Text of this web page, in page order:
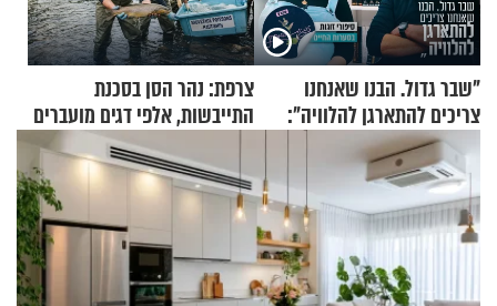
"שבר גדול. הבנו שאנחנו
צריכים להתארגן להלוויה":
זוגיות במבחן, הפעם עם מרים
וגד דנינו
צרפת: נהר הסן בסכנת
התייבשות, אלפי דגים מועברים
במבצעי חילוץ